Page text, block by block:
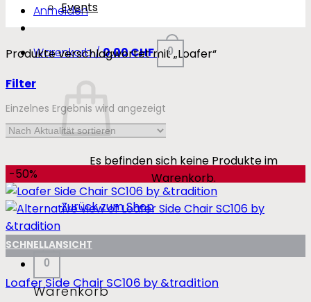
Anmelden
Warenkorb /0.00CHF 0
Es befinden sich keine Produkte im
Warenkorb.
Zurück zum Shop
0
Warenkorb
Events
Produkte verschlagwortet mit „Loafer“
Filter
Einzelnes Ergebnis wird angezeigt
-50%
SCHNELLANSICHT
Loafer Side Chair SC106 by &tradition